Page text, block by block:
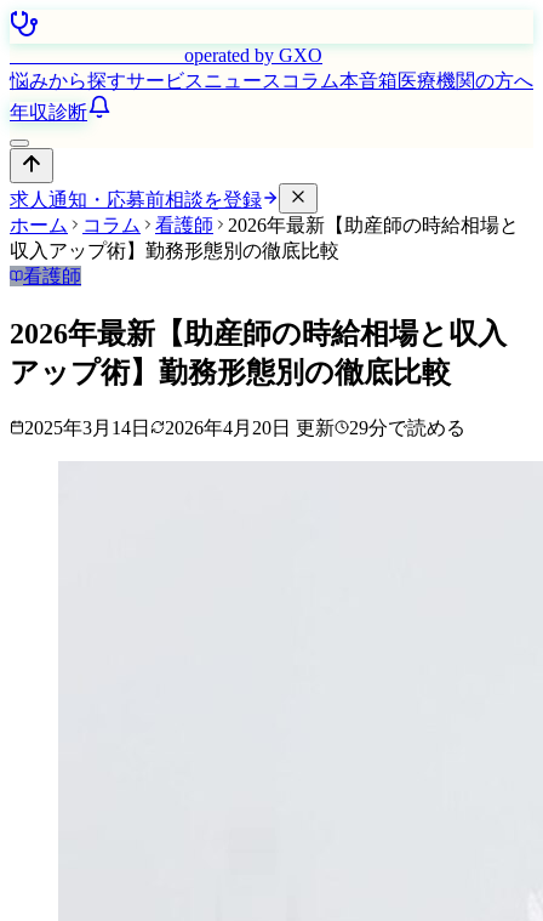
operated by GXO
悩みから探すサービスニュース コラム本音箱医療機関の方へ
年収診断
求人通知・応募前相談を登録
ホーム
コラム 看護師
2026年最新【助産師の時給相場と
収入アップ術】勤務形態別の徹底比較
看護師
2026年最新【助産師の時給相場と収入
アップ術】勤務形態別の徹底比較
2025年3月14日 2026年4月20日 更新 29分で読める